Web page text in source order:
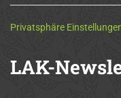
Privatsphäre
LAK-